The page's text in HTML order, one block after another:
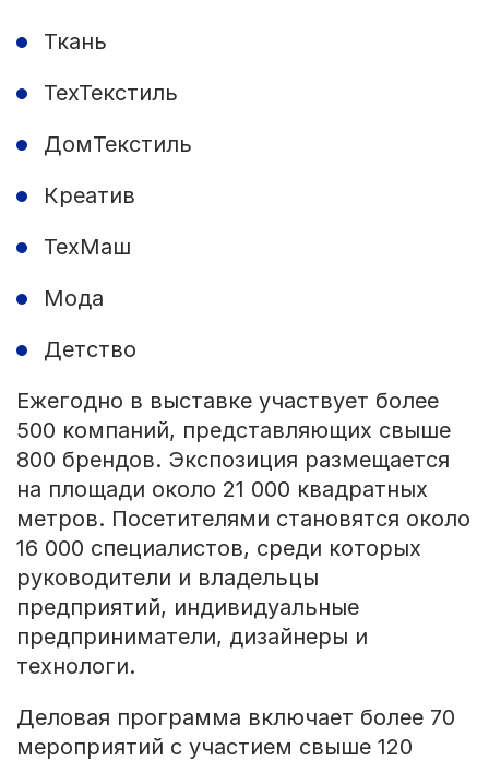
Ткань
ТехТекстиль
ДомТекстиль
Креатив
ТехМаш
Мода
Детство
Ежегодно в выставке участвует более
500 компаний, представляющих свыше
800 брендов. Экспозиция размещается
на площади около 21 000 квадратных
метров. Посетителями становятся около
16 000 специалистов, среди которых
руководители и владельцы
предприятий, индивидуальные
предприниматели, дизайнеры и
технологи.
Деловая программа включает более 70
мероприятий с участием свыше 120